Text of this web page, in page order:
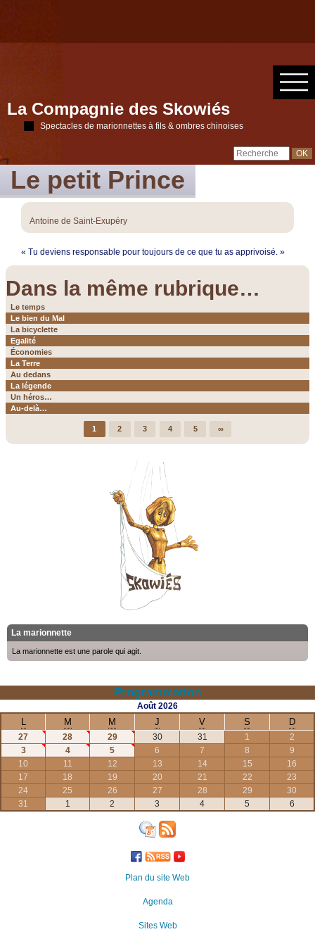
La Compagnie des Skowiés
Spectacles de marionnettes à fils & ombres chinoises
Le petit Prince
Antoine de Saint-Exupéry
« Tu deviens responsable pour toujours de ce que tu as apprivoisé. »
Dans la même rubrique…
Le temps
Le bien du Mal
La bicyclette
Egalité
Économies
La Terre
Au dedans
La légende
Un héros…
Au-delà…
1 2 3 4 5 ∞
La marionnette
La marionnette est une parole qui agit.
Programmation
Août 2026
L M M J V S D
27 28 29 30 31 1
2
3
4 5 6 7 8
9
10
11 12 13 14 15
16
17
18 19 20 21 22
23
24
25 26 27 28 29
30
31
1 2 3 4 5 6
Plan du site Web
Agenda
Sites Web